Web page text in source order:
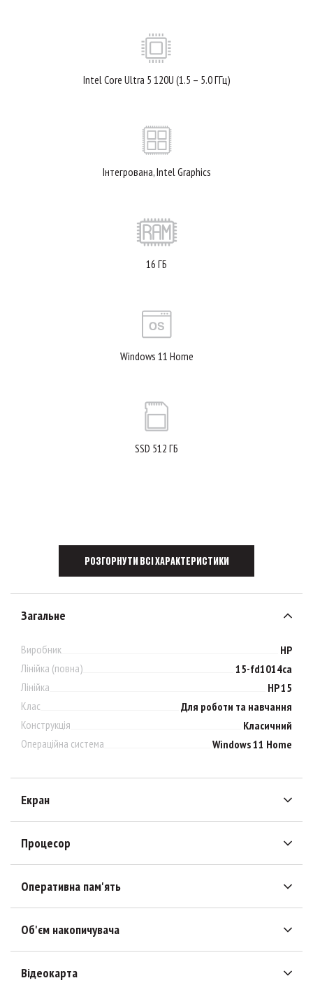
Intel Core Ultra 5 120U (1.5 – 5.0 ГГц)
Інтегрована, Intel Graphics
16 ГБ
Windows 11 Home
SSD 512 ГБ
РОЗГОРНУТИ ВСІ ХАРАКТЕРИСТИКИ
Загальне
Виробник
HP
Лінійка (повна)
15-fd1014ca
Лінійка
HP 15
Клас
Для роботи та навчання
Конструкція
Класичний
Операційна система
Windows 11 Home
Екран
Процесор
Оперативна пам'ять
Об'єм накопичувача
Відеокарта